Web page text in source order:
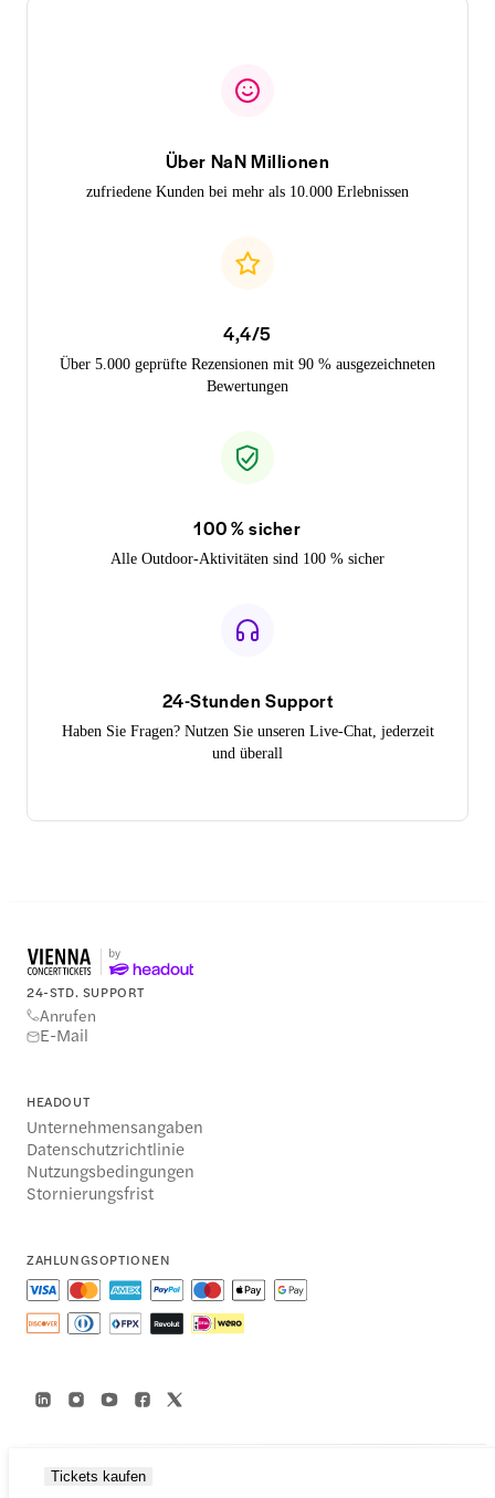
Tickets kaufen
Über NaN Millionen
zufriedene Kunden bei mehr als 10.000 Erlebnissen
4,4/5
Über 5.000 geprüfte Rezensionen mit 90 % ausgezeichneten
Bewertungen
100 % sicher
Alle Outdoor-Aktivitäten sind 100 % sicher
24-Stunden Support
Haben Sie Fragen? Nutzen Sie unseren Live-Chat, jederzeit
und überall
24-STD. SUPPORT
Anrufen
E-Mail
HEADOUT
Unternehmensangaben
Datenschutzrichtlinie
Nutzungsbedingungen
Stornierungsfrist
ZAHLUNGSOPTIONEN